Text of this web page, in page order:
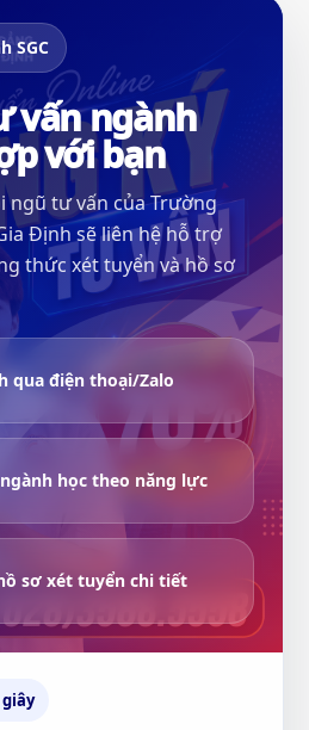
SGC
vấn ngành
với bạn
ngũ tư vấn của Trường
Định sẽ liên hệ hỗ trợ
thức xét tuyển và hồ sơ
qua điện thoại/Zalo
học theo năng lực
sơ xét tuyển chi tiết